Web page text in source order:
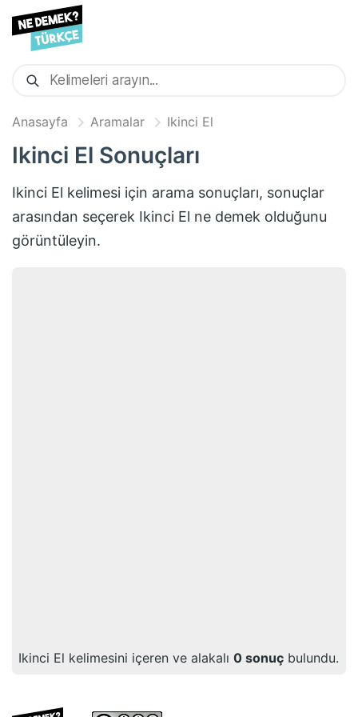
Anasayfa Aramalar Ikinci El
Ikinci El Sonuçları
Ikinci El kelimesi için arama sonuçları, sonuçlar
arasından seçerek Ikinci El ne demek olduğunu
görüntüleyin.
Ikinci El kelimesini içeren ve alakalı 0 sonuç bulundu.